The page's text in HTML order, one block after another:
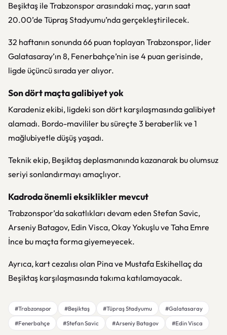
Beşiktaş ile Trabzonspor arasındaki maç, yarın saat
20.00’de Tüpraş Stadyumu’nda gerçekleştirilecek.
32 haftanın sonunda 66 puan toplayan Trabzonspor, lider
Galatasaray’ın 8, Fenerbahçe’nin ise 4 puan gerisinde,
ligde üçüncü sırada yer alıyor.
Son dört maçta galibiyet yok
Karadeniz ekibi, ligdeki son dört karşılaşmasında galibiyet
alamadı. Bordo-mavililer bu süreçte 3 beraberlik ve 1
mağlubiyetle düşüş yaşadı.
Teknik ekip, Beşiktaş deplasmanında kazanarak bu olumsuz
seriyi sonlandırmayı amaçlıyor.
Kadroda önemli eksiklikler mevcut
Trabzonspor’da sakatlıkları devam eden Stefan Savic,
Arseniy Batagov, Edin Visca,Okay Yokuşluve Taha Emre
İnce bu maçta forma giyemeyecek.
Ayrıca, kart cezalısı olan Pinave Mustafa Eskihellaçda
Beşiktaş karşılaşmasında takıma katılamayacak.
#Trabzonspor #Beşiktaş #Tüpraş Stadyumu
#Galatasaray
#Fenerbahçe
#Stefan Savic #Arseniy Batagov #Edin Visca